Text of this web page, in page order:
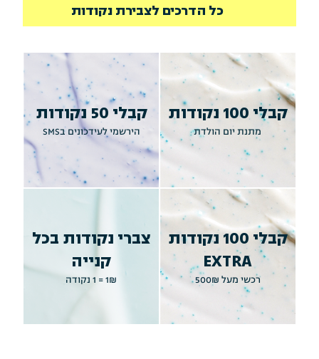
כל הדרכים לצבירת נקודות
קבלי 100 נקודות
מתנת יום הולדת
קבלי 50 נקודות
הירשמי לעידכונים בSMS
קבלי 100 נקודות
EXTRA
רכשי מעל 500₪
צברי נקודות בכל
קנייה
1₪ = 1 נקודה